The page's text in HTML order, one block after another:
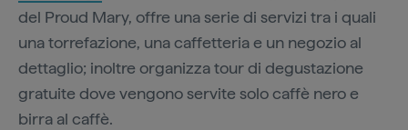
del Proud Mary, offre una serie di servizi tra i quali
una torrefazione, una caffetteria e un negozio al
dettaglio; inoltre organizza tour di degustazione
gratuite dove vengono servite solo caffè nero e
birra al caffè.